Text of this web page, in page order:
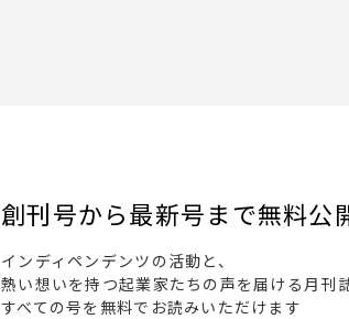
創刊号から最新号まで無料公
インディペンデンツの活動と、
熱い想いを持つ起業家たちの声を届ける月刊誌
すべての号を無料でお読みいただけます